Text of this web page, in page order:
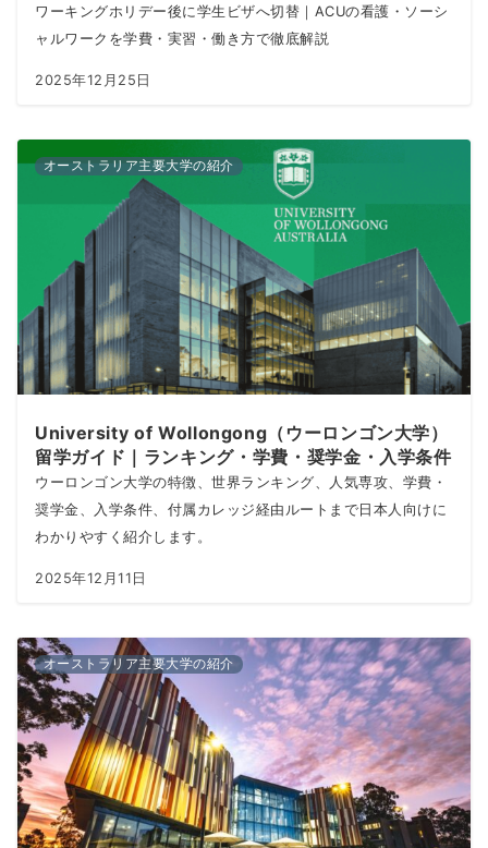
ワーキングホリデー後に学生ビザへ切替｜ACUの看護・ソーシ
ャルワークを学費・実習・働き方で徹底解説
2025年12月25日
オーストラリア主要大学の紹介
University of Wollongong（ウーロンゴン大学）
留学ガイド｜ランキング・学費・奨学金・入学条件
ウーロンゴン大学の特徴、世界ランキング、人気専攻、学費・
奨学金、入学条件、付属カレッジ経由ルートまで日本人向けに
わかりやすく紹介します。
2025年12月11日
オーストラリア主要大学の紹介